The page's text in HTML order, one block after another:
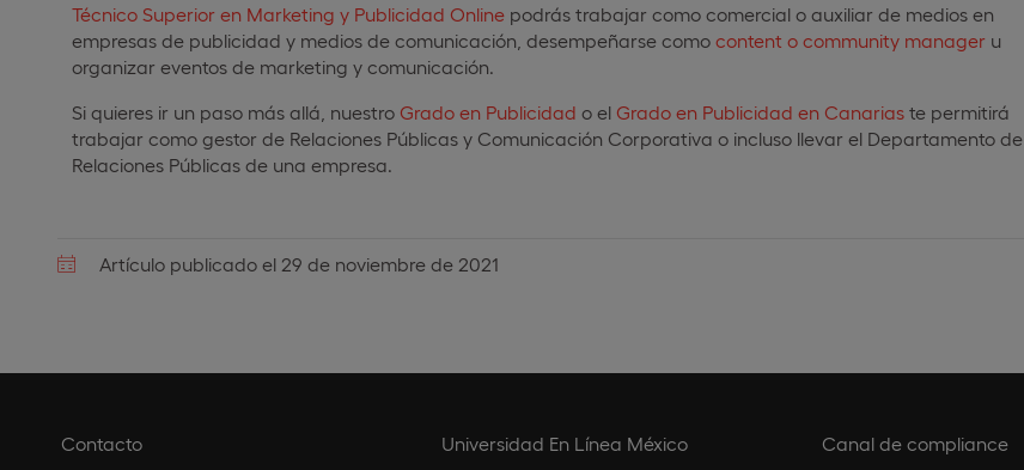
Técnico Superior en Marketing y Publicidad Online podrás trabajar como comercial o auxiliar de medios en
empresas de publicidad y medios de comunicación, desempeñarse como content o community manager u
organizar eventos de marketing y comunicación.
Si quieres ir un paso más allá, nuestro Grado en Publicidad o el Grado en Publicidad en Canarias te permitirá
trabajar como gestor de Relaciones Públicas y Comunicación Corporativa o incluso llevar el Departamento de
Relaciones Públicas de una empresa.
Artículo publicado el 29 de noviembre de 2021
Contacto
Universidad En Línea México
Canal de compliance